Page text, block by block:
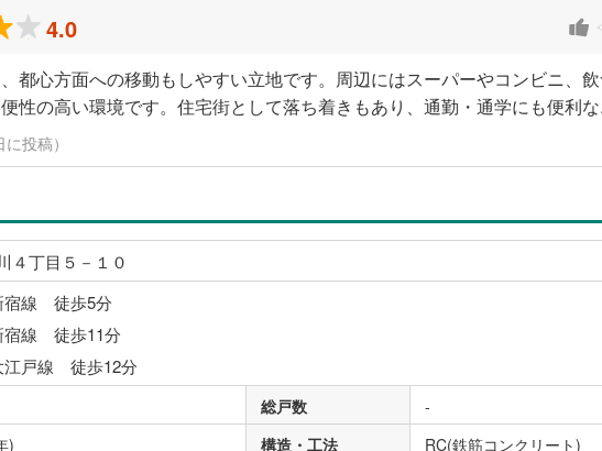
4.0
都心方面への移動もしやすい立地です。周辺にはスーパーやコンビニ、
性の高い環境です。住宅街として落ち着きもあり、通勤・通学にも便利な
投稿）
４丁目５－１０
宿線 徒歩5分
宿線 徒歩11分
江戸線 徒歩12分
総戸数
-
)
構造・工法 RC(鉄筋コンクリート)